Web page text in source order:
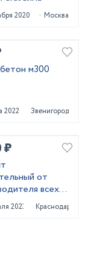
2020 Москва
м300
2022 Звенигород
₽
от
всех
2023 Краснодар